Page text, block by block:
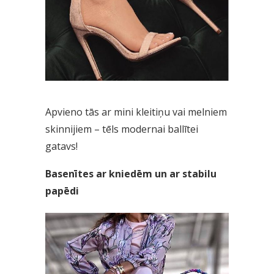
Apvieno tās ar mini kleitiņu vai melniem
skinnijiem – tēls modernai ballītei
gatavs!
Basenītes ar kniedēm un ar stabilu
papēdi